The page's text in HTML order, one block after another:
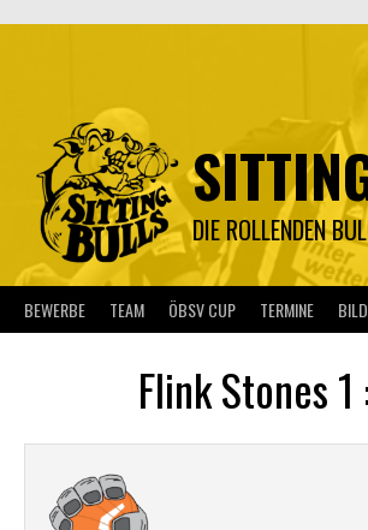
DIE ROLLENDEN
BEWERBE TEAM ÖBSV CUP TERMINE
Flink Stones